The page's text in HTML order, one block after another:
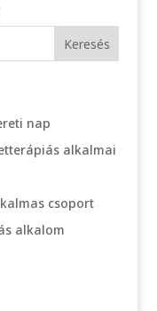
nap
alkalmai
csoport
alkalom